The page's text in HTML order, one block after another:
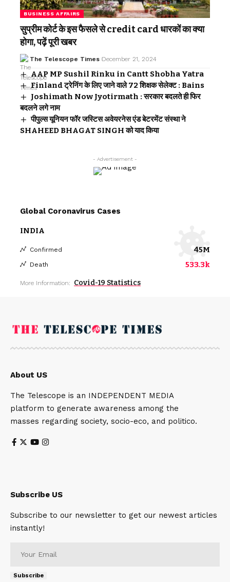
BUSINESS AFFAIRS
सुप्रीम कोर्ट के इस फैसले से credit card धारकों का क्या
होगा, पढ़ें पूरी खबर
The Telescope Times December 21, 2024
AAP MP Sushil Rinku in Cantt Shobha Yatra
Finland ट्रेनिंग के लिए जाने वाले 72 शिक्षक सेलेक्ट : Bains
Joshimath Now Jyotirmath : सरकार बदलते ही फिर
बदलने लगे नाम
पीपुल्स यूनियन फॉर जस्टिस अवेयरनेस एंड बेटरमेंट संस्था ने
SHAHEED BHAGAT SINGH को याद किया
- Advertisement -
Global Coronavirus Cases
INDIA
Confirmed 45M
Death 533.3k
More Information: Covid-19 Statistics
About US
The Telescope is an INDEPENDENT MEDIA
platform to generate awareness among the
masses regarding society, socio-eco, and politico.
Subscribe US
Subscribe to our newsletter to get our newest articles
instantly!
Subscribe